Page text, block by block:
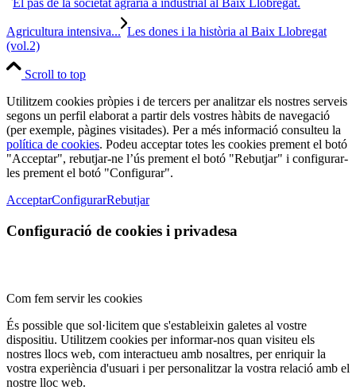
El pas de la societat agrària a industrial al Baix Llobregat.
Agricultura intensiva... Les dones i la història al Baix Llobregat
(vol.2)
Scroll to top
Utilitzem cookies pròpies i de tercers per analitzar els nostres serveis
segons un perfil elaborat a partir dels vostres hàbits de navegació
(per exemple, pàgines visitades). Per a més informació consulteu la
política de cookies. Podeu acceptar totes les cookies prement el botó
"Acceptar", rebutjar-ne l’ús prement el botó "Rebutjar" i configurar-
les prement el botó "Configurar".
AcceptarConfigurarRebutjar
Configuració de cookies i privadesa
Com fem servir les cookies
És possible que sol·licitem que s'estableixin galetes al vostre
dispositiu. Utilitzem cookies per informar-nos quan visiteu els
nostres llocs web, com interactueu amb nosaltres, per enriquir la
vostra experiència d'usuari i per personalitzar la vostra relació amb el
nostre lloc web.